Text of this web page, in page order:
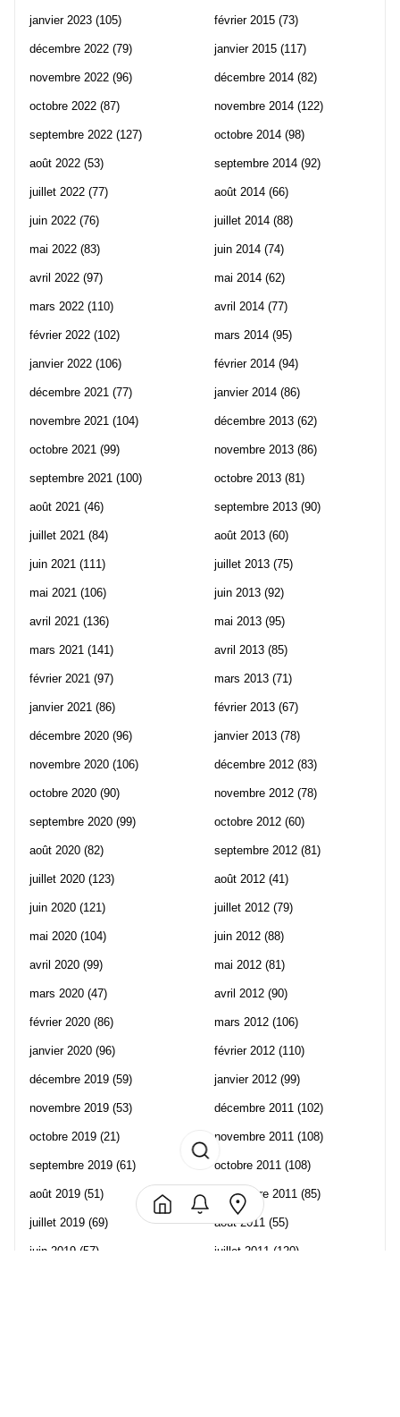
janvier 2023 (105)
décembre 2022 (79)
novembre 2022 (96)
octobre 2022 (87)
septembre 2022 (127)
août 2022 (53)
juillet 2022 (77)
juin 2022 (76)
mai 2022 (83)
avril 2022 (97)
mars 2022 (110)
février 2022 (102)
janvier 2022 (106)
décembre 2021 (77)
novembre 2021 (104)
octobre 2021 (99)
septembre 2021 (100)
août 2021 (46)
juillet 2021 (84)
juin 2021 (111)
mai 2021 (106)
avril 2021 (136)
mars 2021 (141)
février 2021 (97)
janvier 2021 (86)
décembre 2020 (96)
novembre 2020 (106)
octobre 2020 (90)
septembre 2020 (99)
août 2020 (82)
juillet 2020 (123)
juin 2020 (121)
mai 2020 (104)
avril 2020 (99)
mars 2020 (47)
février 2020 (86)
janvier 2020 (96)
décembre 2019 (59)
novembre 2019 (53)
octobre 2019 (21)
septembre 2019 (61)
août 2019 (51)
juillet 2019 (69)
juin 2019 (57)
février 2015 (73)
janvier 2015 (117)
décembre 2014 (82)
novembre 2014 (122)
octobre 2014 (98)
septembre 2014 (92)
août 2014 (66)
juillet 2014 (88)
juin 2014 (74)
mai 2014 (62)
avril 2014 (77)
mars 2014 (95)
février 2014 (94)
janvier 2014 (86)
décembre 2013 (62)
novembre 2013 (86)
octobre 2013 (81)
septembre 2013 (90)
août 2013 (60)
juillet 2013 (75)
juin 2013 (92)
mai 2013 (95)
avril 2013 (85)
mars 2013 (71)
février 2013 (67)
janvier 2013 (78)
décembre 2012 (83)
novembre 2012 (78)
octobre 2012 (60)
septembre 2012 (81)
août 2012 (41)
juillet 2012 (79)
juin 2012 (88)
mai 2012 (81)
avril 2012 (90)
mars 2012 (106)
février 2012 (110)
janvier 2012 (99)
décembre 2011 (102)
novembre 2011 (108)
octobre 2011 (108)
septembre 2011 (85)
août 2011 (55)
juillet 2011 (120)